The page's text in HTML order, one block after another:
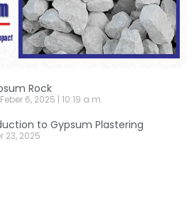
Rock
Feber 6, 2025 10:19 a.m.
to Gypsum Plastering
23, 2025